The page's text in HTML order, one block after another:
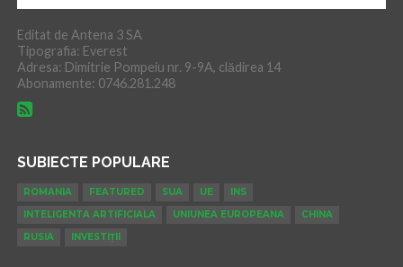
Editat de Antena 3 SA
Tipografia: Everest
Adresa: Dimitrie Pompeiu nr. 9-9A, clădirea 14
Abonamente: 0746.281.248
SUBIECTE POPULARE
ROMANIA FEATURED SUA UE
INS
INTELIGENTA ARTIFICIALA
UNIUNEA EUROPEANA
CHINA
RUSIA
INVESTIȚII